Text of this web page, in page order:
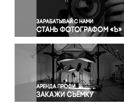
Правосудие
Происшествия и конфликты
Религия
Светская жизнь
Спорт
Экология
Экономика и бизнес